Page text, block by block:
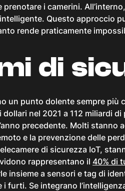
i camerini.
Questo approccio
rende praticamente
di
un punto dolente sempre più
dollari nel 2021 a 112 miliardi
precedente. Molti stanno
e la prevenzione delle
di sicurezza IoT,
rappresentano il 40% di
insieme a sensori e tag di
i furti. Se integrano